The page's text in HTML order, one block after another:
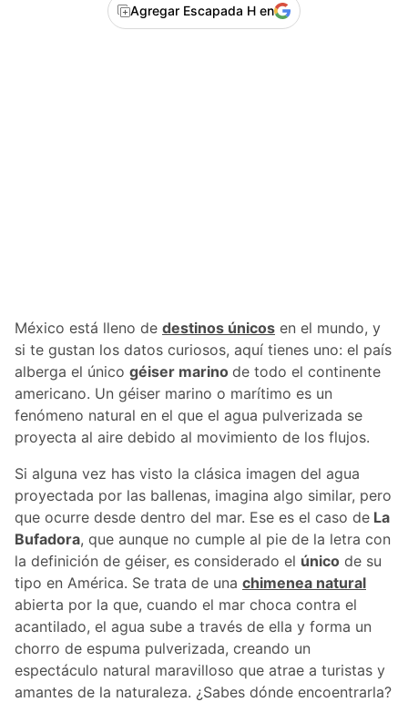
Agregar Escapada H en
México está lleno de destinos únicos en el mundo, y
si te gustan los datos curiosos, aquí tienes uno: el país
alberga el único géiser marino de todo el continente
americano. Un géiser marino o marítimo es un
fenómeno natural en el que el agua pulverizada se
proyecta al aire debido al movimiento de los flujos.
Si alguna vez has visto la clásica imagen del agua
proyectada por las ballenas, imagina algo similar, pero
que ocurre desde dentro del mar. Ese es el caso de La
Bufadora, que aunque no cumple al pie de la letra con
la definición de géiser, es considerado el único de su
tipo en América. Se trata de una chimenea natural
abierta por la que, cuando el mar choca contra el
acantilado, el agua sube a través de ella y forma un
chorro de espuma pulverizada, creando un
espectáculo natural maravilloso que atrae a turistas y
amantes de la naturaleza. ¿Sabes dónde encoentrarla?